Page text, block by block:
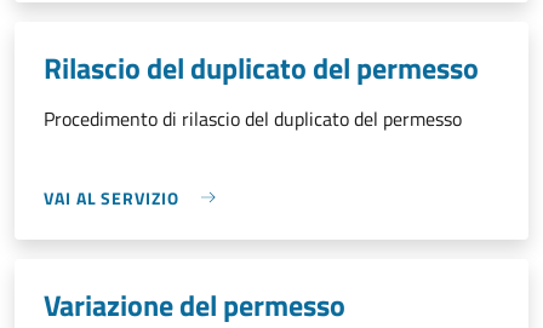
Rilascio del duplicato del permesso
Procedimento di rilascio del duplicato del permesso
VAI AL SERVIZIO
Variazione del permesso